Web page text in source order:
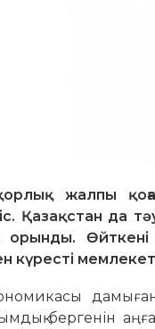
жалпы
Қазақстан да
Өйткені
күресті
бергенін